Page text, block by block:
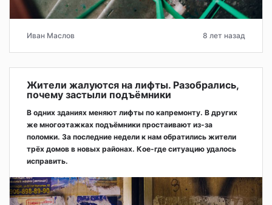
Иван Маслов 8 лет назад
Жители жалуются на лифты. Разобрались,
почему застыли подъёмники
В одних зданиях меняют лифты по капремонту. В других
же многоэтажках подъёмники простаивают из-за
поломки. За последние недели к нам обратились жители
трёх домов в новых районах. Кое-где ситуацию удалось
исправить.